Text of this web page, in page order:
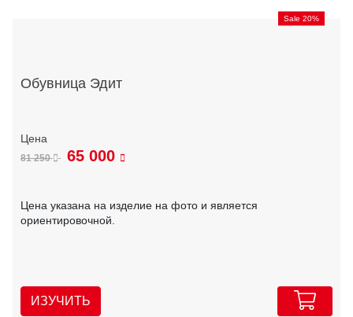
Sale 20%
Обувница Эдит
81 250 65 000
Цена указана на изделие на фото и является
ориентировочной.
ИЗУЧИТЬ